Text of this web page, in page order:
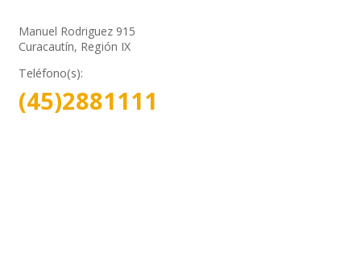
Manuel Rodriguez 915
Curacautín, Región IX
Teléfono(s):
(45)2881111